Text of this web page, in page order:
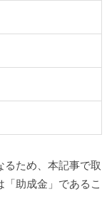
るため、本記事で取
助成金」であるこ